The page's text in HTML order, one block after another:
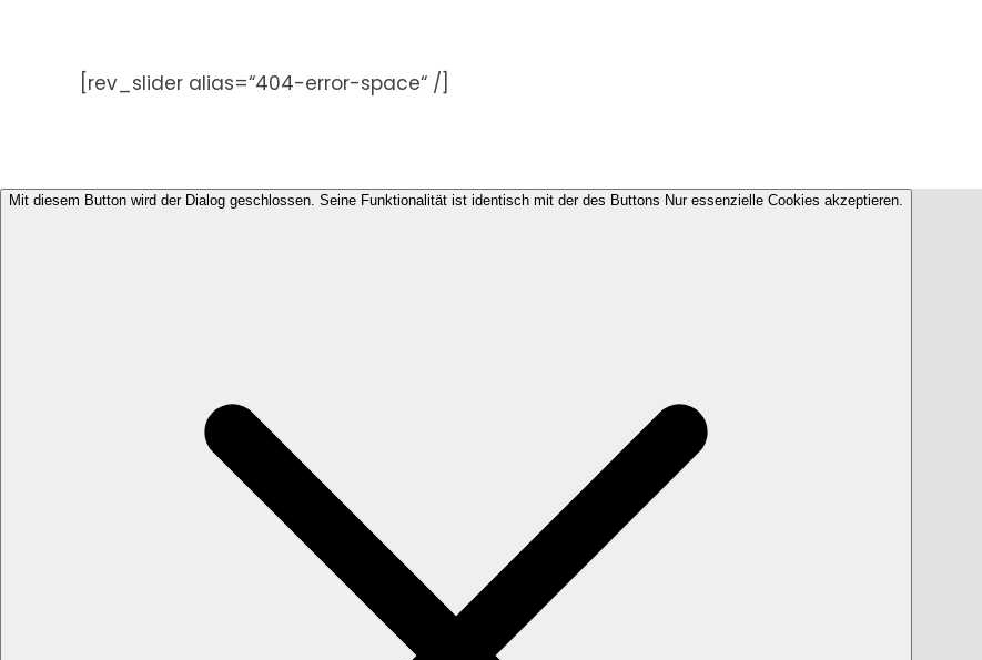
[rev_slider alias=“404-error-space“ /]
Mit diesem Button wird der Dialog geschlossen. Seine Funktionalität ist identisch mit der des Buttons Nur essenzielle Cookies akzeptieren.